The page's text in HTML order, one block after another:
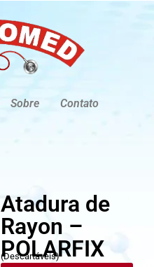
Sobre Contato
Atadura de
Rayon –
POLARFIX
(Descartáveis)